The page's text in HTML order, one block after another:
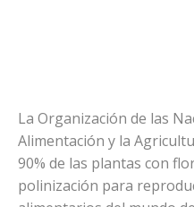
La Organización de las
Alimentación y la
90% de las plantas con
polinización para